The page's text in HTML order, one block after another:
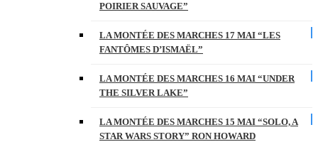
POIRIER SAUVAGE”
LA MONTÉE DES MARCHES 17 MAI “LES
FANTÔMES D’ISMAËL”
LA MONTÉE DES MARCHES 16 MAI “UNDER
THE SILVER LAKE”
LA MONTÉE DES MARCHES 15 MAI “SOLO, A
STAR WARS STORY” RON HOWARD